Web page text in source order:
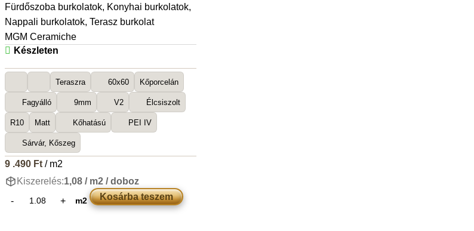
Fürdőszoba burkolatok, Konyhai burkolatok,
Nappali burkolatok, Terasz burkolat
MGM Ceramiche
Készleten
Teraszra 60x60 Kőporcelán
Fagyálló 9mm V2 Élcsiszolt
R10 Matt Kőhatású PEI IV
Sárvár, Kőszeg
9 .490 Ft/ m2
Kiszerelés:1,08 / m2 / doboz
m2 Kosárba teszem